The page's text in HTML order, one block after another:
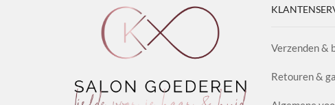
Verzenden &
Retouren &